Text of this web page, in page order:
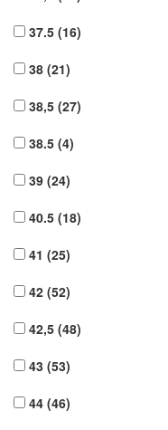
37.5 (16)
38 (21)
38,5 (27)
38.5 (4)
39 (24)
40.5 (18)
41 (25)
42 (52)
42,5 (48)
43 (53)
44 (46)